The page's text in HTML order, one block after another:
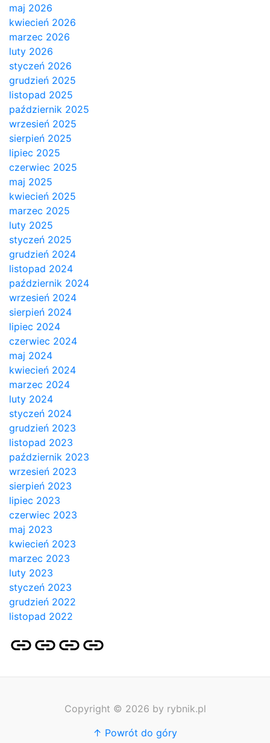
maj 2026
kwiecień 2026
marzec 2026
luty 2026
styczeń 2026
grudzień 2025
listopad 2025
październik 2025
wrzesień 2025
sierpień 2025
lipiec 2025
czerwiec 2025
maj 2025
kwiecień 2025
marzec 2025
luty 2025
styczeń 2025
grudzień 2024
listopad 2024
październik 2024
wrzesień 2024
sierpień 2024
lipiec 2024
czerwiec 2024
maj 2024
kwiecień 2024
marzec 2024
luty 2024
styczeń 2024
grudzień 2023
listopad 2023
październik 2023
wrzesień 2023
sierpień 2023
lipiec 2023
czerwiec 2023
maj 2023
kwiecień 2023
marzec 2023
luty 2023
styczeń 2023
grudzień 2022
listopad 2022
Strona
główna
Pozycjonowanie
Stron
SKLEP
SEO
BLOG
Copyright © 2026 by rybnik.pl
↑ Powrót do góry